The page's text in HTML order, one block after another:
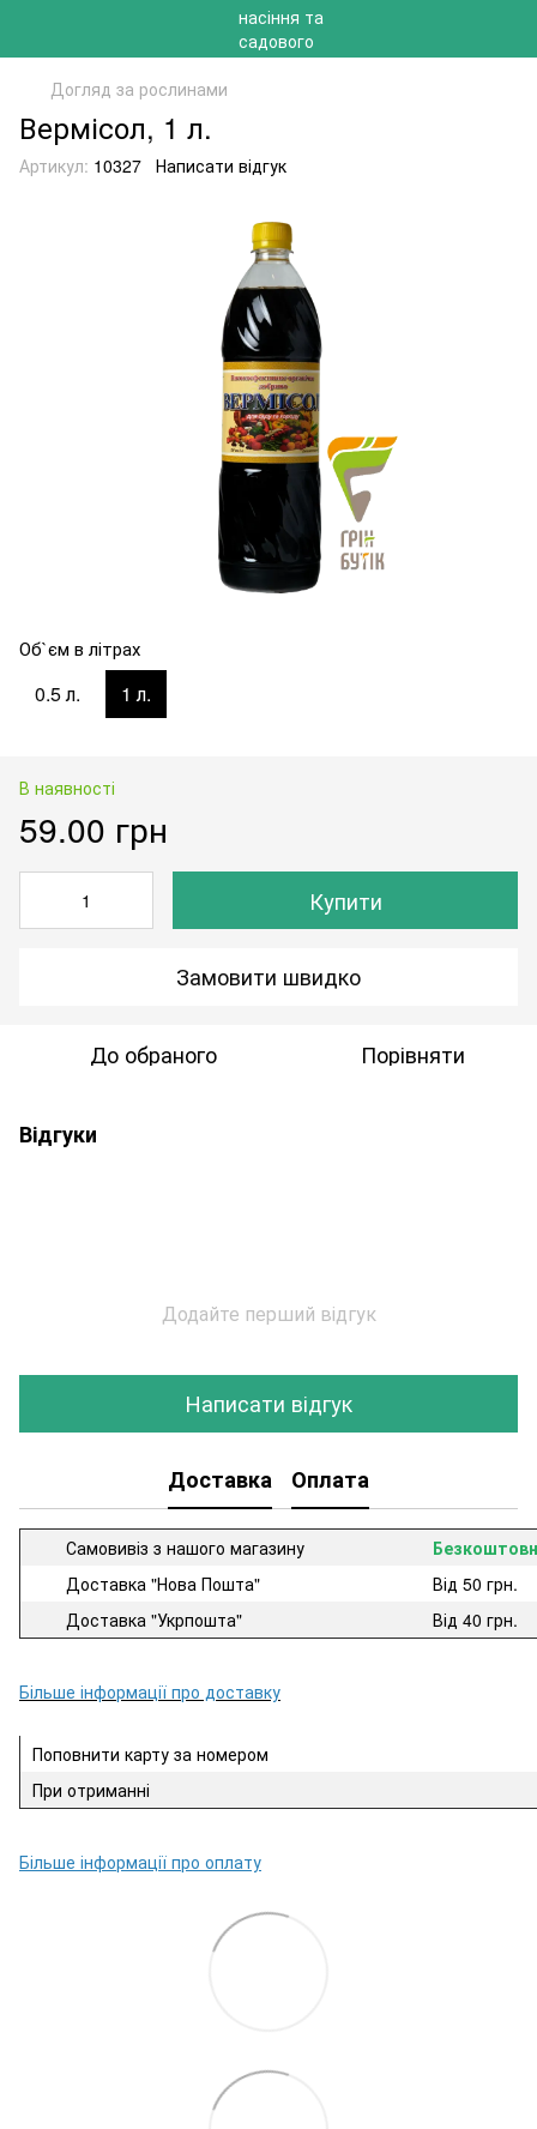
Догляд за рослинами
Вермісол, 1 л.
Артикул: 10327 Написати відгук
Об`єм в літрах
0.5 л. 1 л.
В наявності
59.00 грн
Купити
Замовити швидко
До обраного Порівняти
Відгуки
Додайте перший відгук
Написати відгук
Доставка Оплата
Самовивіз з нашого магазину
Доставка "Нова Пошта"
Від 50 грн.
Доставка "Укрпошта"
Від 40 грн.
Більше інформації про доставку
Поповнити карту за номером
При отриманні
Більше інформації про оплату